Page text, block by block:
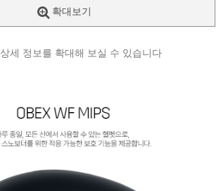
확대보기
상세 정보를 확대해 보실 수 있습니다